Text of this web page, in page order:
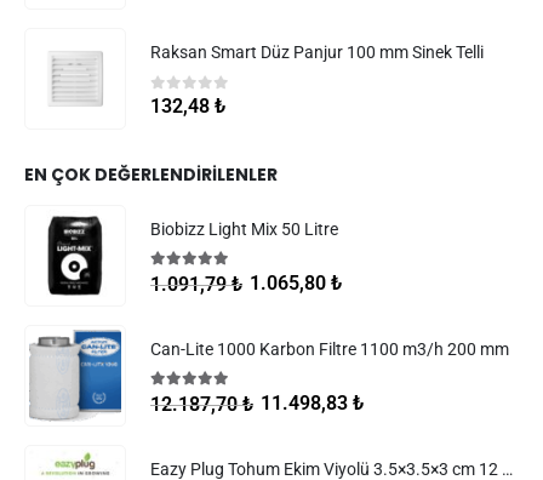
Raksan Smart Düz Panjur 100 mm Sinek Telli
05 üzerinden
132,48 ₺
EN ÇOK DEĞERLENDIRILENLER
Biobizz Light Mix 50 Litre
5.005 üzerinden
1.091,79₺ 1.065,80 ₺
Can-Lite 1000 Karbon Filtre 1100 m3/h 200 mm
5.00 5 üzerinden
12.187,70₺ 11.498,83 ₺
Eazy Plug Tohum Ekim Viyolü 3.5×3.5×3 cm 12 göz